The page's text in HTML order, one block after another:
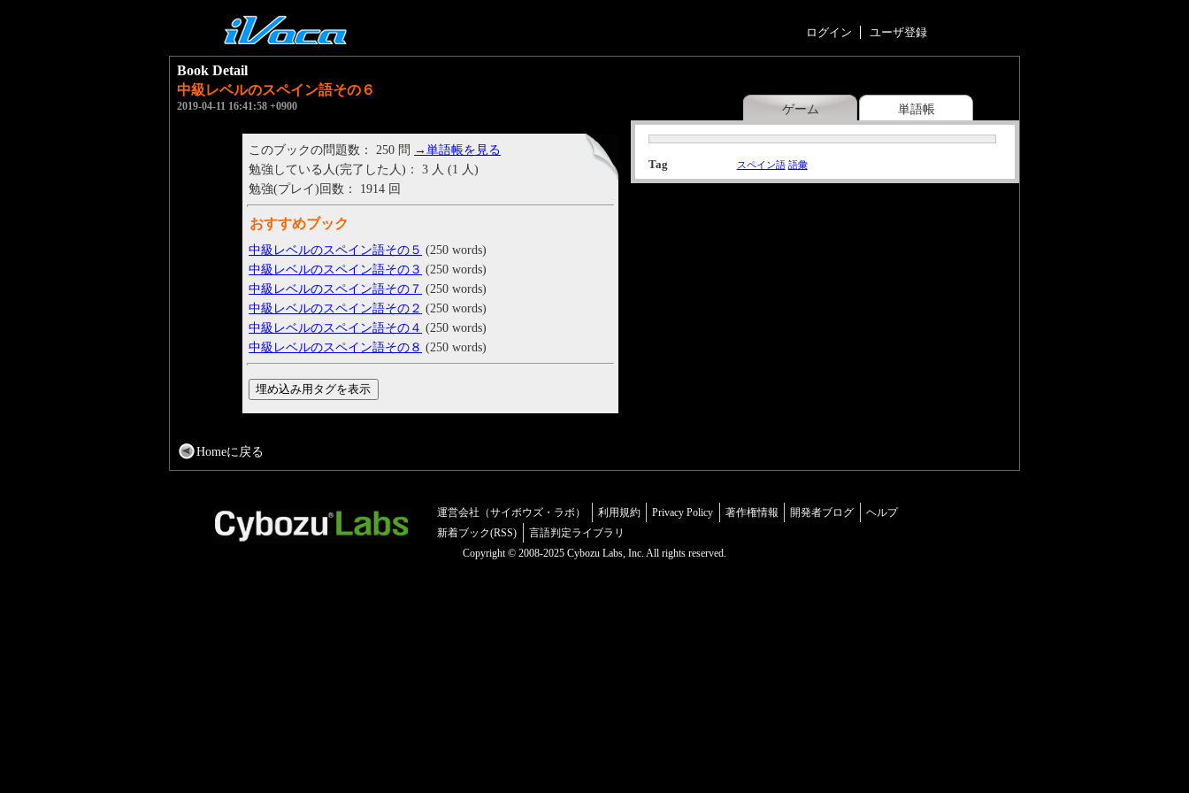
ログイン ユーザ登録
ゲーム 単語帳
Book Detail
中級レベルのスペイン語その６
2019-04-11 16:41:58 +0900
Tag スペイン語 語彙
このブックの問題数： 250 問 →単語帳を見る
勉強している人(完了した人)： 3 人 (1 人)
勉強(プレイ)回数： 1914 回
おすすめブック
中級レベルのスペイン語その５ (250 words)
中級レベルのスペイン語その３ (250 words)
中級レベルのスペイン語その７ (250 words)
中級レベルのスペイン語その２ (250 words)
中級レベルのスペイン語その４ (250 words)
中級レベルのスペイン語その８ (250 words)
Homeに戻る
運営会社（サイボウズ・ラボ） 利用規約 Privacy Policy 著作権情報 開発者ブログ
ヘルプ
新着ブック(RSS)
言語判定ライブラリ
Copyright © 2008-2025 Cybozu Labs, Inc. All rights reserved.